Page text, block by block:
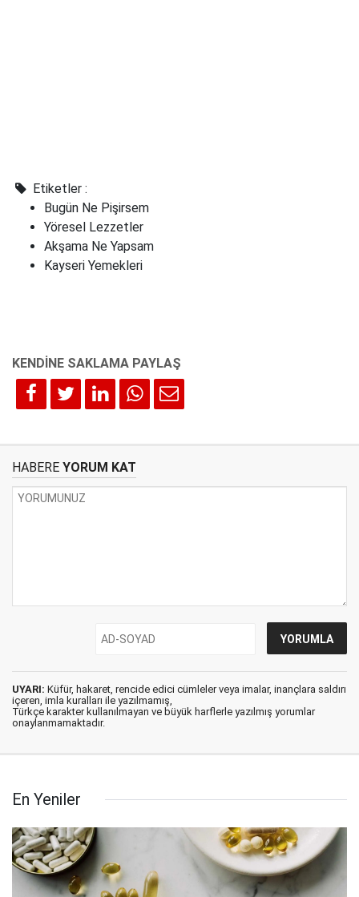
Etiketler :
Bugün Ne Pişirsem
Yöresel Lezzetler
Akşama Ne Yapsam
Kayseri Yemekleri
HABERE YORUM KAT
UYARI: Küfür, hakaret, rencide edici cümleler veya imalar, inançlara saldırı
içeren, imla kuralları ile yazılmamış,
Türkçe karakter kullanılmayan ve büyük harflerle yazılmış yorumlar
onaylanmamaktadır.
En Yeniler